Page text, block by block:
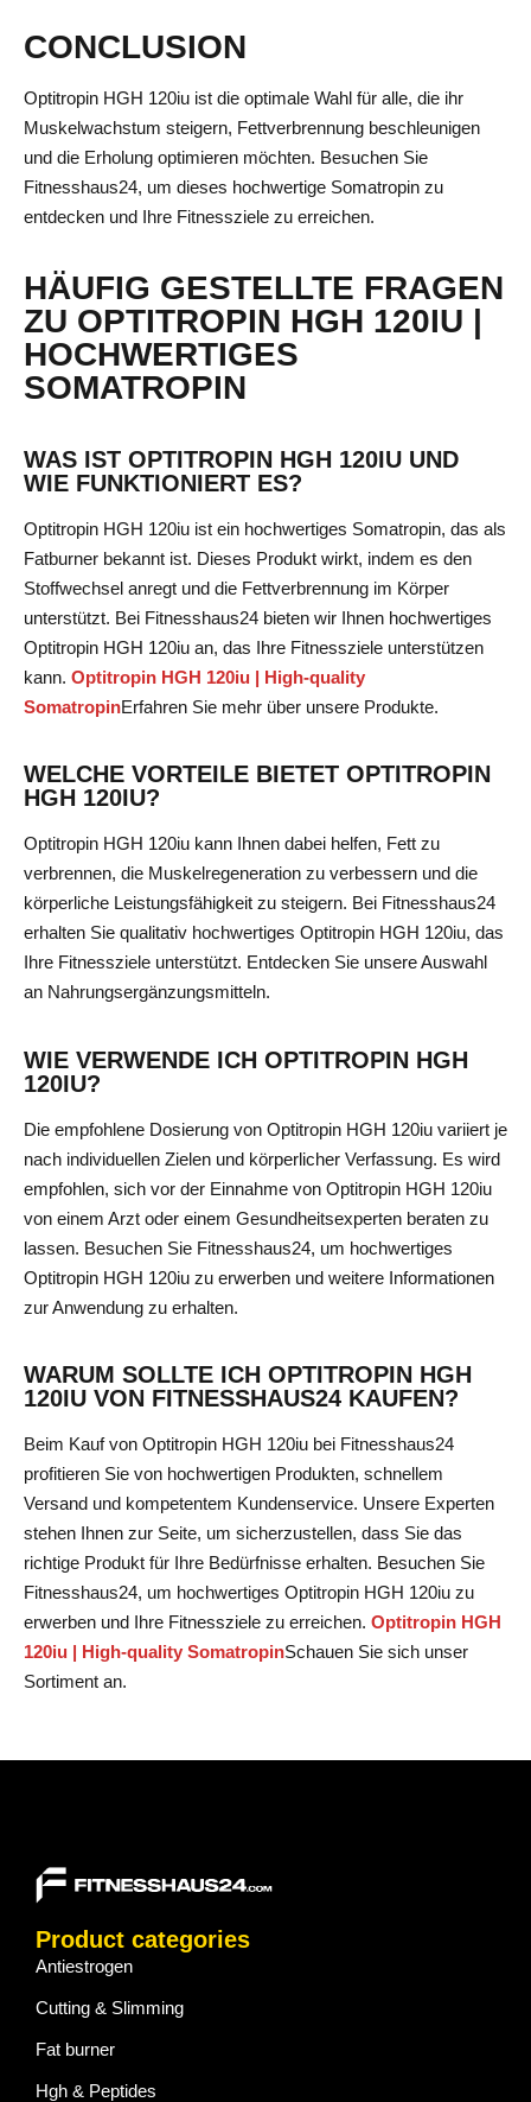
CONCLUSION
Optitropin HGH 120iu ist die optimale Wahl für alle, die ihr
Muskelwachstum steigern, Fettverbrennung beschleunigen
und die Erholung optimieren möchten. Besuchen Sie
Fitnesshaus24, um dieses hochwertige Somatropin zu
entdecken und Ihre Fitnessziele zu erreichen.
HÄUFIG GESTELLTE FRAGEN
ZU OPTITROPIN HGH 120IU |
HOCHWERTIGES
SOMATROPIN
WAS IST OPTITROPIN HGH 120IU UND
WIE FUNKTIONIERT ES?
Optitropin HGH 120iu ist ein hochwertiges Somatropin, das als
Fatburner bekannt ist. Dieses Produkt wirkt, indem es den
Stoffwechsel anregt und die Fettverbrennung im Körper
unterstützt. Bei Fitnesshaus24 bieten wir Ihnen hochwertiges
Optitropin HGH 120iu an, das Ihre Fitnessziele unterstützen
kann. Optitropin HGH 120iu | High-quality
SomatropinErfahren Sie mehr über unsere Produkte.
WELCHE VORTEILE BIETET OPTITROPIN
HGH 120IU?
Optitropin HGH 120iu kann Ihnen dabei helfen, Fett zu
verbrennen, die Muskelregeneration zu verbessern und die
körperliche Leistungsfähigkeit zu steigern. Bei Fitnesshaus24
erhalten Sie qualitativ hochwertiges Optitropin HGH 120iu, das
Ihre Fitnessziele unterstützt. Entdecken Sie unsere Auswahl
an Nahrungsergänzungsmitteln.
WIE VERWENDE ICH OPTITROPIN HGH
120IU?
Die empfohlene Dosierung von Optitropin HGH 120iu variiert je
nach individuellen Zielen und körperlicher Verfassung. Es wird
empfohlen, sich vor der Einnahme von Optitropin HGH 120iu
von einem Arzt oder einem Gesundheitsexperten beraten zu
lassen. Besuchen Sie Fitnesshaus24, um hochwertiges
Optitropin HGH 120iu zu erwerben und weitere Informationen
zur Anwendung zu erhalten.
WARUM SOLLTE ICH OPTITROPIN HGH
120IU VON FITNESSHAUS24 KAUFEN?
Beim Kauf von Optitropin HGH 120iu bei Fitnesshaus24
profitieren Sie von hochwertigen Produkten, schnellem
Versand und kompetentem Kundenservice. Unsere Experten
stehen Ihnen zur Seite, um sicherzustellen, dass Sie das
richtige Produkt für Ihre Bedürfnisse erhalten. Besuchen Sie
Fitnesshaus24, um hochwertiges Optitropin HGH 120iu zu
erwerben und Ihre Fitnessziele zu erreichen. Optitropin HGH
120iu | High-quality SomatropinSchauen Sie sich unser
Sortiment an.
Product categories
Antiestrogen
Cutting & Slimming
Fat burner
Hgh & Peptides